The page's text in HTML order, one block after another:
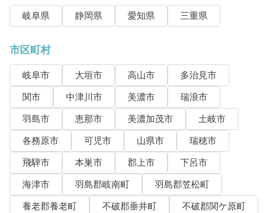
岐阜県 静岡県 愛知県 三重県
市区町村
岐阜市 大垣市 高山市
多治見市
関市
中津川市 美濃市
瑞浪市
羽島市
恵那市 美濃加茂市
土岐市
各務原市
可児市 山県市
瑞穂市
飛騨市
本巣市 郡上市
下呂市
海津市
羽島郡岐南町
羽島郡笠松町
養老郡養老町
不破郡垂井町
不破郡関ケ原町